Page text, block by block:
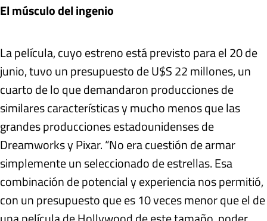
El músculo del ingenio
La película, cuyo estreno está previsto para el 20 de
junio, tuvo un presupuesto de U$S 22 millones, un
cuarto de lo que demandaron producciones de
similares características y mucho menos que las
grandes producciones estadounidenses de
Dreamworks y Pixar. “No era cuestión de armar
simplemente un seleccionado de estrellas. Esa
combinación de potencial y experiencia nos permitió,
con un presupuesto que es 10 veces menor que el de